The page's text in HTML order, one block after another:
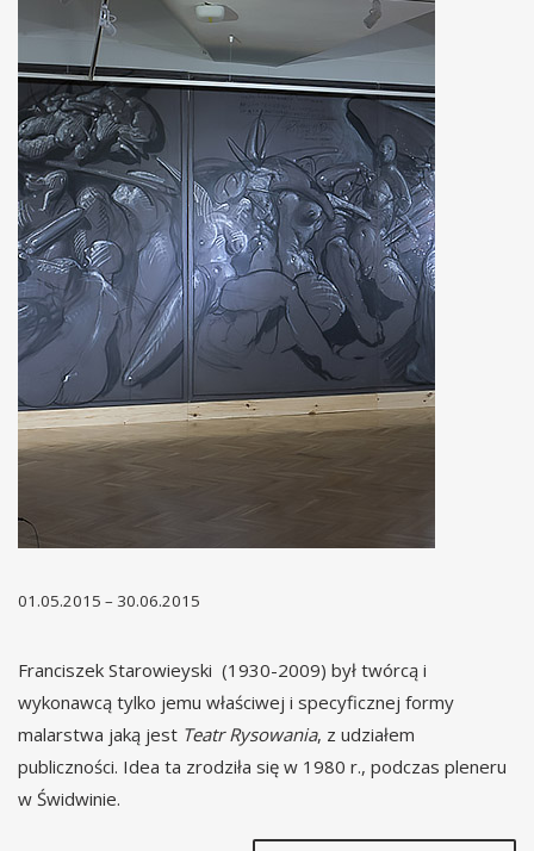
01.05.2015 – 30.06.2015
Franciszek Starowieyski (1930-2009) był twórcą i
wykonawcą tylko jemu właściwej i specyficznej formy
malarstwa jaką jest Teatr Rysowania, z udziałem
publiczności. Idea ta zrodziła się w 1980 r., podczas pleneru
w Świdwinie.